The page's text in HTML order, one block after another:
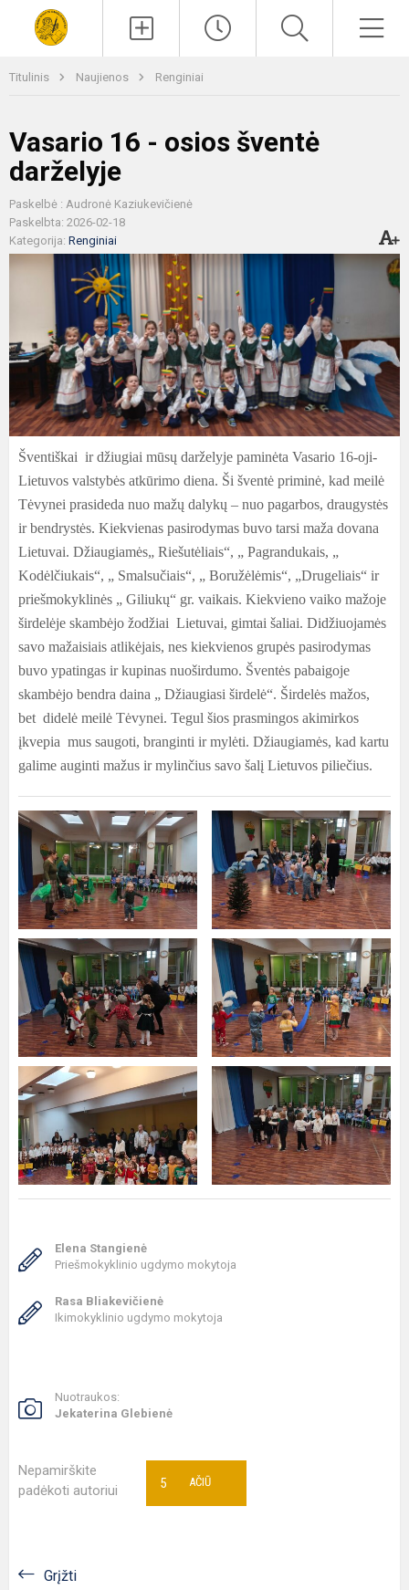
Titulinis Naujienos Renginiai
Vasario 16 - osios šventė
darželyje
Paskelbė : Audronė Kaziukevičienė
Paskelbta: 2026-02-18
Kategorija: Renginiai
Šventiškai ir džiugiai mūsų darželyje paminėta Vasario 16-oji-
Lietuvos valstybės atkūrimo diena. Ši šventė priminė, kad meilė
Tėvynei prasideda nuo mažų dalykų – nuo pagarbos, draugystės
ir bendrystės. Kiekvienas pasirodymas buvo tarsi maža dovana
Lietuvai. Džiaugiamės„ Riešutėliais“, „ Pagrandukais, „
Kodėlčiukais“, „ Smalsučiais“, „ Boružėlėmis“, „Drugeliais“ ir
priešmokyklinės „ Giliukų“ gr. vaikais. Kiekvieno vaiko mažoje
širdelėje skambėjo žodžiai Lietuvai, gimtai šaliai. Didžiuojamės
savo mažaisiais atlikėjais, nes kiekvienos grupės pasirodymas
buvo ypatingas ir kupinas nuoširdumo. Šventės pabaigoje
skambėjo bendra daina „ Džiaugiasi širdelė“. Širdelės mažos,
bet didelė meilė Tėvynei. Tegul šios prasmingos akimirkos
įkvepia mus saugoti, branginti ir mylėti. Džiaugiamės, kad kartu
galime auginti mažus ir mylinčius savo šalį Lietuvos piliečius.
Elena Stangienė
Priešmokyklinio ugdymo mokytoja
Rasa Bliakevičienė
Ikimokyklinio ugdymo mokytoja
Nuotraukos:
Jekaterina Glebienė
Nepamirškite
padėkoti autoriui
AČIŪ
5
Grįžti